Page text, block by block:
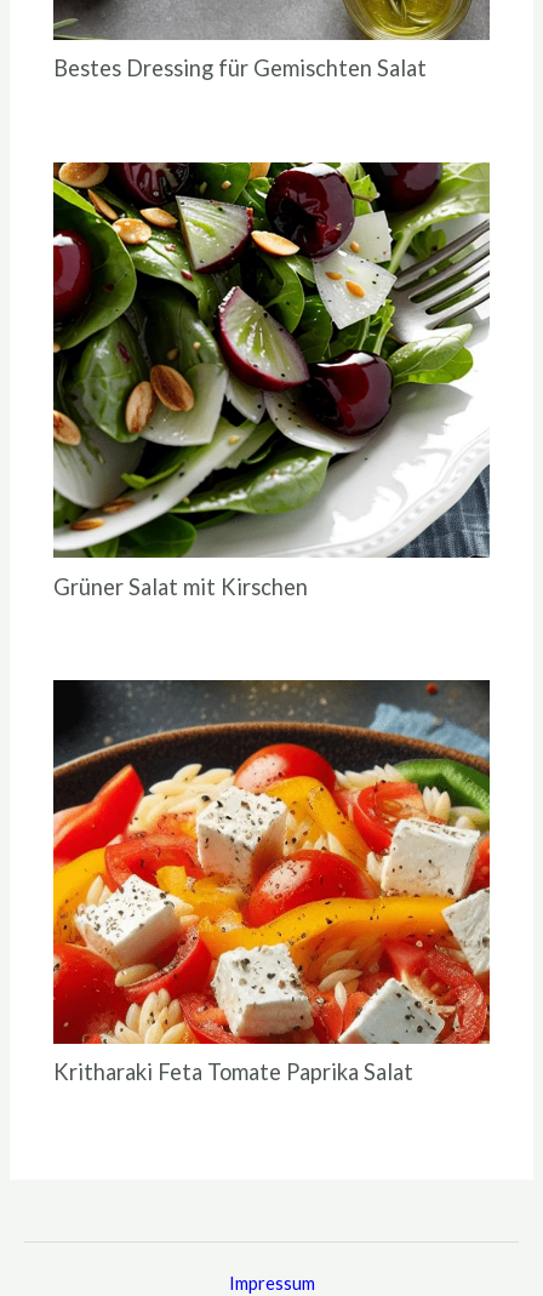
Bestes Dressing für Gemischten Salat
Grüner Salat mit Kirschen
Kritharaki Feta Tomate Paprika Salat
Impressum